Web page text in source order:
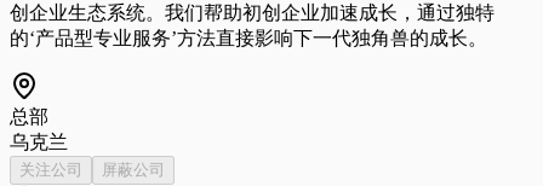
创企业生态系统。我们帮助初创企业加速成长，通过独特
的‘产品型专业服务’方法直接影响下一代独角兽的成长。
总部
乌克兰
关注公司 屏蔽公司